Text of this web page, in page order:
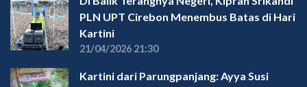
PLN UPT Cirebon Menembus Batas di Hari
Kartini
21/04/2026 21:30
Kartini dari Parungpanjang: Ayya Susi